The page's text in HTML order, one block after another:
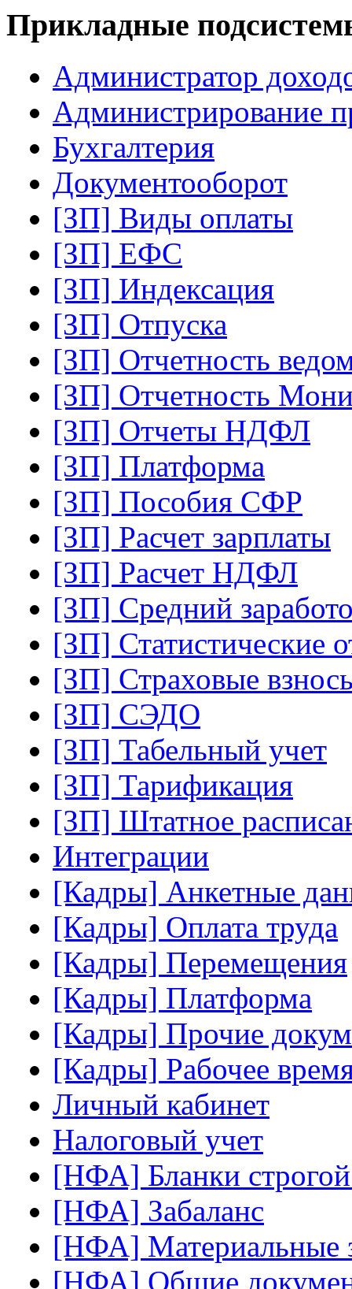
Прикладные
Администратор
Администрирование
Бухгалтерия
Документооборот
[ЗП] Виды оплаты
[ЗП] ЕФС
[ЗП] Индексация
[ЗП] Отпуска
[ЗП] Отчетность
[ЗП] Отчетность
[ЗП] Отчеты НДФЛ
[ЗП] Платформа
[ЗП] Пособия СФР
[ЗП] Расчет зарплаты
[ЗП] Расчет НДФЛ
[ЗП] Средний
[ЗП] Статистические
[ЗП] Страховые
[ЗП] СЭДО
[ЗП] Табельный учет
[ЗП] Тарификация
[ЗП] Штатное
Интеграции
[Кадры] Анкетные
[Кадры] Оплата труда
[Кадры] Перемещения
[Кадры] Платформа
[Кадры] Прочие
[Кадры] Рабочее
Личный кабинет
Налоговый учет
[НФА] Бланки строгой
[НФА] Забаланс
[НФА] Материальные
[НФА] Общие